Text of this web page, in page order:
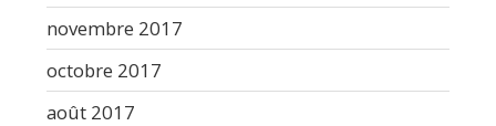
novembre 2017
octobre 2017
août 2017